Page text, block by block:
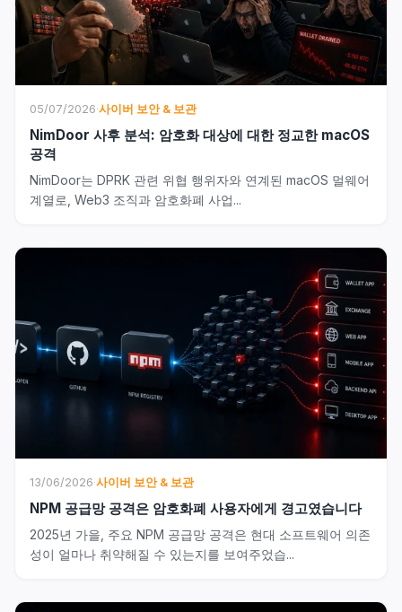
05/07/2026·사이버 보안 & 보관
NimDoor 사후 분석: 암호화 대상에 대한 정교한 macOS
공격
NimDoor는 DPRK 관련 위협 행위자와 연계된 macOS 멀웨어
계열로, Web3 조직과 암호화폐 사업...
13/06/2026·사이버 보안 & 보관
NPM 공급망 공격은 암호화폐 사용자에게 경고였습니다
2025년 가을, 주요 NPM 공급망 공격은 현대 소프트웨어 의존
성이 얼마나 취약해질 수 있는지를 보여주었습...